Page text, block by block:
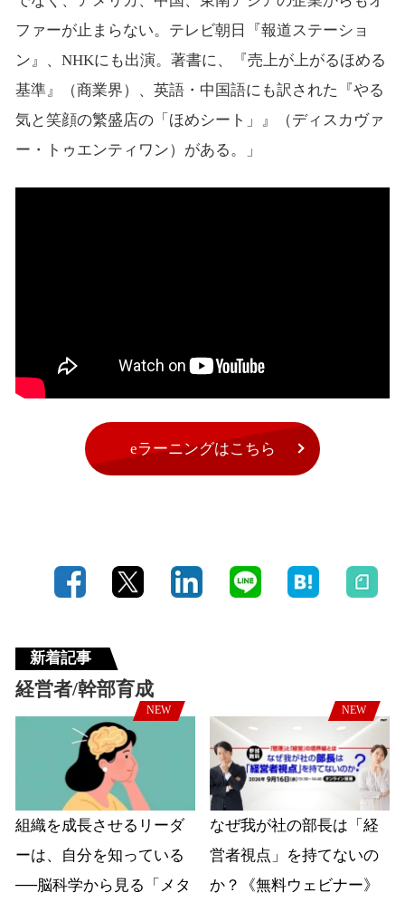
ファーが止まらない。テレビ朝日『報道ステーショ
ン』、NHKにも出演。著書に、『売上が上がるほめる
基準』（商業界）、英語・中国語にも訳された『やる
気と笑顔の繁盛店の「ほめシート」』（ディスカヴァ
ー・トゥエンティワン）がある。」
eラーニングはこちら
新着記事
経営者/幹部育成
NEW
組織を成長させるリーダ
ーは、自分を知っている
──脳科学から見る「メタ
NEW
なぜ我が社の部長は「経
営者視点」を持てないの
か？《無料ウェビナー》